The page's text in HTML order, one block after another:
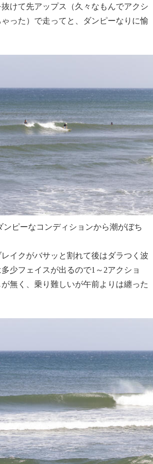
けて先アップス（久々なもんでアクシ
った）で走ってと、ダンピーなりに愉
ンピーなコンディションから潮がぼち
イクがバサッと割れて後はダラつく波
少フェイスが出るので1～2アクショ
無く、乗り難しいが午前よりは纏った